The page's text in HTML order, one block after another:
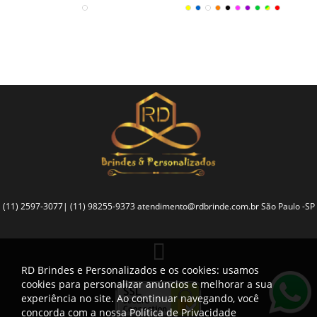
(11) 2597-3077| (11) 98255-9373 atendimento@rdbrinde.com.br São Paulo -SP
RD Brindes e Personalizados e os cookies: usamos
cookies para personalizar anúncios e melhorar a sua
experiência no site. Ao continuar navegando, você
concorda com a nossaPolítica de Privacidade